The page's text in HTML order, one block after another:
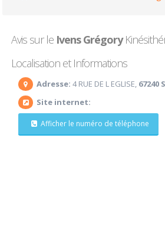
Avis sur le Ivens Grégory
Localisation et Informations
Adresse: 4 RUE DE L EGLISE, 67240
Site internet:
Afficher le numéro de téléphone